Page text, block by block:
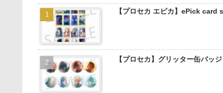
【プロセカ エピカ】ePick card
【プロセカ】グリッター缶バッ